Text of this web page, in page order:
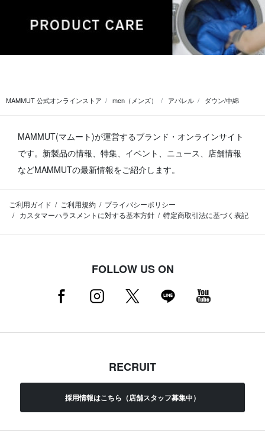
MAMMUT 公式オンラインストア men（メンズ） アパレル ダウン/中綿
MAMMUT(マムート)が運営するブランド・オンラインサイト
です。 新製品の情報、特集、イベント、ニュース、店舗情報
などMAMMUTの最新情報をご紹介します。
ご利用ガイド ご利用規約
プライバシーポリシー
カスタマーハラスメントに対する基本方針
特定商取引法に基づく表記
FOLLOW US ON
RECRUIT
採用情報はこちら（店舗スタッフ募集中）